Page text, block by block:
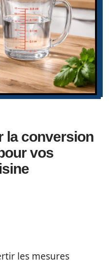
la conversion
vos
les mesures